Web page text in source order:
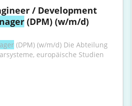
/ Development
(DPM) (w/m/d)
(DPM) (w/m/d) Die Abteilung
europäische Studien